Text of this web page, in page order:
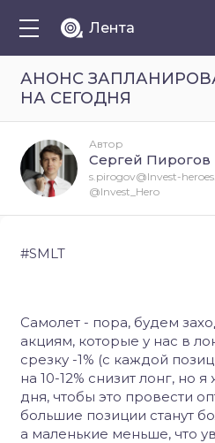
Лента
АНОНС
НА СЕГОДНЯ
#SMLT
Самолет - пора, будем
акциям, которые у нас в
срезку -1% (с каждой
на 10-12% снизит лонг, но
дня, чтобы это провести
большие позиции станут
а маленькие меньше, что
Автор
Сергей Пирогов
s.pirogov@Invest-
@Invest_Hero